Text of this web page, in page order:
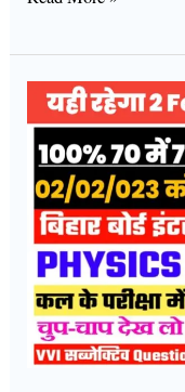
Bihar
board
class
12th
physics
Important
Formula